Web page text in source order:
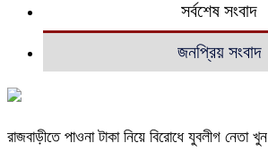
সর্বশেষ সংবাদ
জনপ্রিয় সংবাদ
রাজবাড়ীতে পাওনা টাকা নিয়ে বিরোধে যুবলীগ নেতা খুন